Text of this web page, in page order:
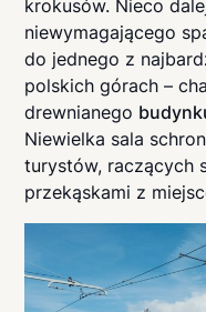
krokusów. Nieco
niewymagającego
do jednego z
polskich górach –
drewnianego
Niewielka sala
turystów, raczących
przekąskami z